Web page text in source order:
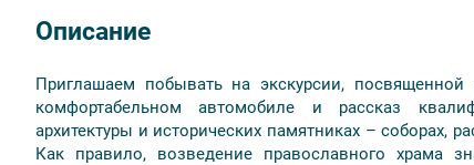
Описание
Приглашаем побывать на экскурсии,
комфортабельном автомобиле и рассказ
архитектуры и исторических памятниках – соборах,
Как правило, возведение православного храма